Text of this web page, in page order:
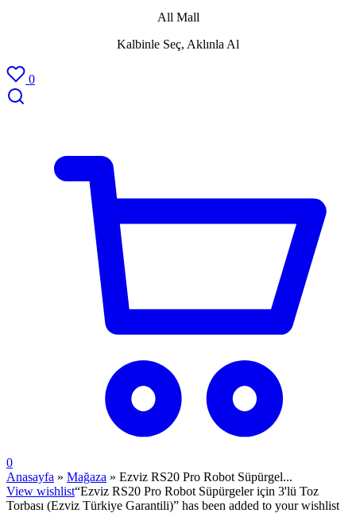
All Mall
Kalbinle Seç, Aklınla Al
0
0
Anasayfa » Mağaza » Ezviz RS20 Pro Robot Süpürgel...
View wishlist“Ezviz RS20 Pro Robot Süpürgeler için 3'lü Toz
Torbası (Ezviz Türkiye Garantili)” has been added to your wishlist